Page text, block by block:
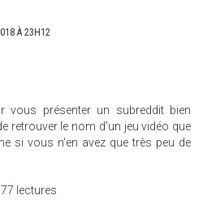
À 23H12
vous présenter un subreddit bien
retrouver le nom d'un jeu vidéo que
si vous n'en avez que très peu de
lectures